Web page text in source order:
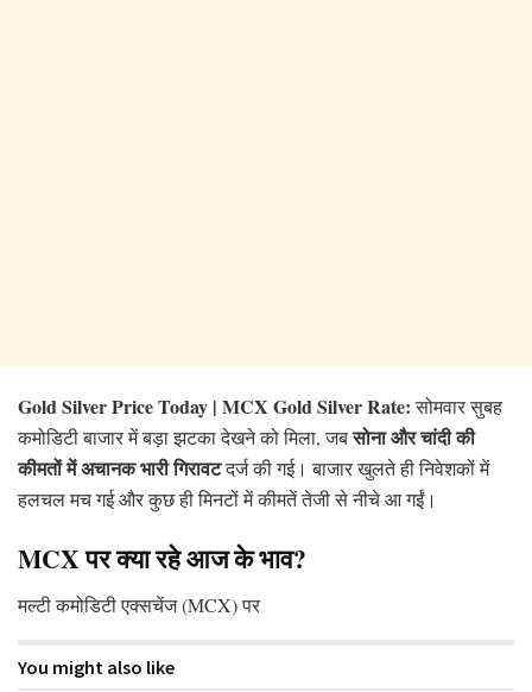
Gold Silver Price Today | MCX Gold Silver Rate:सोमवार सुबह
कमोडिटी बाजार में बड़ा झटका देखने को मिला, जबसोना और चांदी की
कीमतों में अचानक भारी गिरावटदर्ज की गई। बाजार खुलते ही निवेशकों में
हलचल मच गई और कुछ ही मिनटों में कीमतें तेजी से नीचे आ गईं।
MCX पर क्या रहे आज के भाव?
मल्टी कमोडिटी एक्सचेंज (MCX) पर
You might also like